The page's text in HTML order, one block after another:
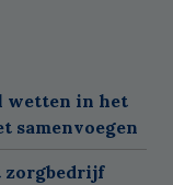
wetten in het
samenvoegen
zorgbedrijf